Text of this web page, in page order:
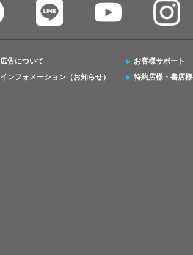
広告について
インフォメーション（お知らせ）
お客様サポート
特約店様・書店